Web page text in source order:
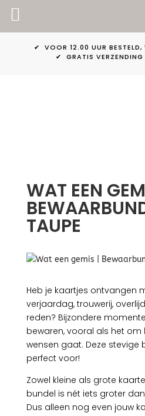
✔ VOOR 12.00 UUR BESTELD,
✔ GRATIS
WAT EEN
TAUPE
Heb je kaartjes ontvangen
verjaardag, trouwerij,
reden? Bijzondere
bewaren, vooral als het om
wensen gaat. Deze stevige
perfect voor!
Zowel kleine als grote
bundel is nét iets groter
Dus alleen nog even jouw